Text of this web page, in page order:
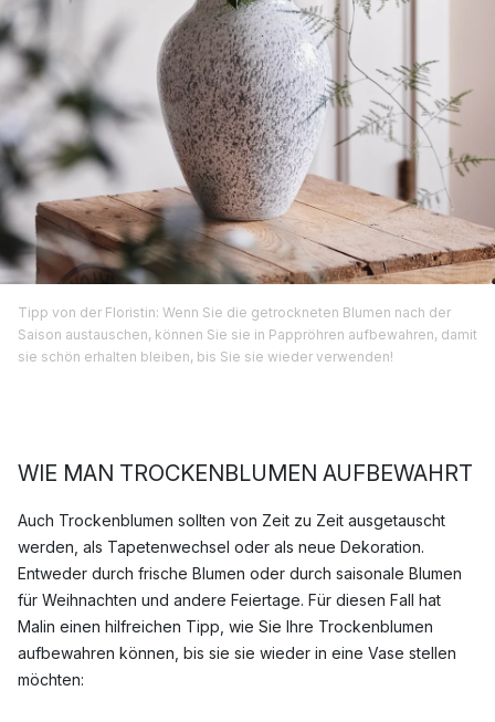
Tipp von der Floristin: Wenn Sie die getrockneten Blumen nach der
Saison austauschen, können Sie sie in Pappröhren aufbewahren, damit
sie schön erhalten bleiben, bis Sie sie wieder verwenden!
WIE MAN TROCKENBLUMEN AUFBEWAHRT
Auch Trockenblumen sollten von Zeit zu Zeit ausgetauscht
werden, als Tapetenwechsel oder als neue Dekoration.
Entweder durch frische Blumen oder durch saisonale Blumen
für Weihnachten und andere Feiertage. Für diesen Fall hat
Malin einen hilfreichen Tipp, wie Sie Ihre Trockenblumen
aufbewahren können, bis sie sie wieder in eine Vase stellen
möchten: